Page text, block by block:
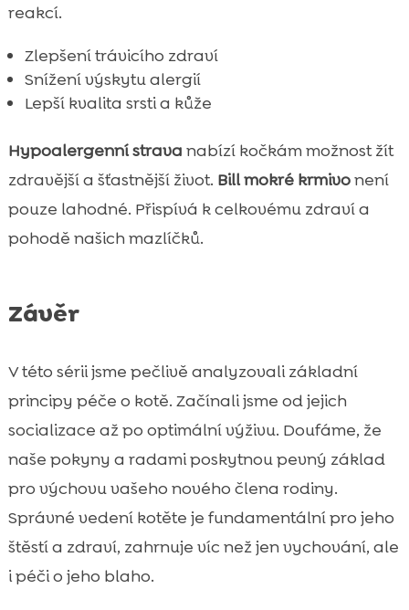
reakcí.
Zlepšení trávicího zdraví
Snížení výskytu alergií
Lepší kvalita srsti a kůže
Hypoalergenní strava nabízí kočkám možnost žít
zdravější a šťastnější život. Bill mokré krmivonení
pouze lahodné. Přispívá k celkovému zdraví a
pohodě našich mazlíčků.
Závěr
V této sérii jsme pečlivě analyzovali základní
principy péče o kotě. Začínali jsme od jejich
socializace až po optimální výživu. Doufáme, že
naše pokyny a radami poskytnou pevný základ
pro výchovu vašeho nového člena rodiny.
Správné vedení kotěte je fundamentální pro jeho
štěstí a zdraví, zahrnuje víc než jen vychování, ale
i péči o jeho blaho.